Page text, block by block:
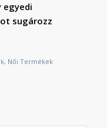
egyedi
sugározz
, Női Termékek